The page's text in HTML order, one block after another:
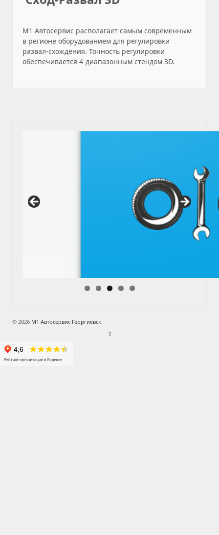
М1 Автосервис располагает самым современным
в регионе оборудованием для регулировки
развал-схождения. Точность регулировки
обеспечивается 4-диапазонным стендом 3D.
© 2026 М1 Автосервис Георгиевск
⇧